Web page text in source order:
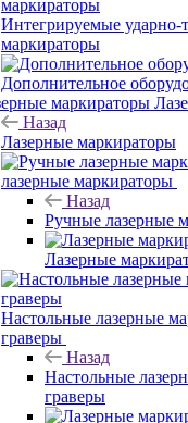
Интегрируемые ударно-
маркираторы
Дополнительное
Назад
Лазерные маркираторы
лазерные маркираторы
Назад
Ручные лазерные
Лазерные
Настольные лазерные
граверы
Назад
Настольные
граверы